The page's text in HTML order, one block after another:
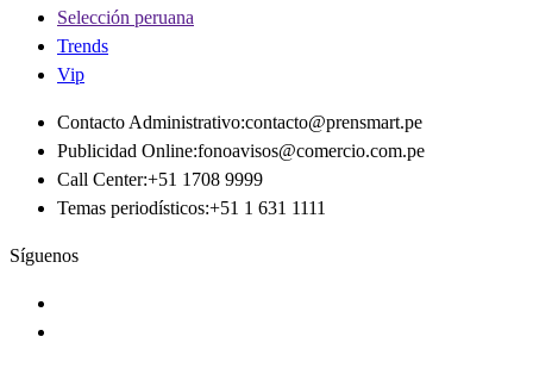
Selección peruana
Trends
Vip
Contacto Administrativo:contacto@prensmart.pe
Publicidad Online:fonoavisos@comercio.com.pe
Call Center:+51 1708 9999
Temas periodísticos:+51 1 631 1111
Síguenos